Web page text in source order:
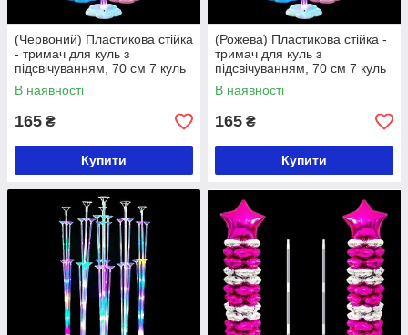
(Червоний) Пластикова стійка
- тримач для куль з
підсвічуванням, 70 см 7 куль
В наявності
165 ₴
Купити
(Рожева) Пластикова стійка -
тримач для куль з
підсвічуванням, 70 см 7 куль
В наявності
165 ₴
Купити